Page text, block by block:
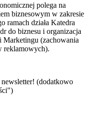
polega na
biznesowym w zakresie
ramach działa Katedra
do biznesu i organizacja
(zachowania
reklamowych).
newsletter! (dodatkowo